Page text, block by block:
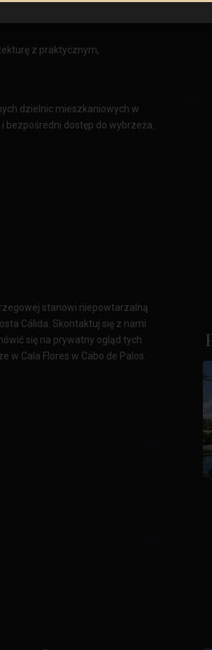
na morze
z praktycznym,
dzielnic mieszkaniowych w
bezpośredni dostęp do wybrzeża.
stanowi niepowtarzalną
Cálida. Skontaktuj się z nami
się na prywatny ogląd tych
w Cala Flores w Cabo de Palos.